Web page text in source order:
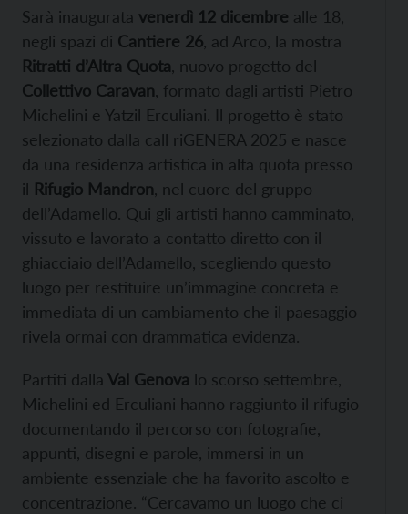
Sarà inaugurata venerdì 12 dicembre alle 18,
negli spazi di Cantiere 26 , ad Arco, la mostra
Ritratti d’Altra Quota , nuovo progetto del
Collettivo Caravan , formato dagli artisti Pietro
Michelini e Yatzil Erculiani. Il progetto è stato
selezionato dalla call riGENERA 2025 e nasce
da una residenza artistica in alta quota presso
il Rifugio Mandron , nel cuore del gruppo
dell’Adamello. Qui gli artisti hanno camminato,
vissuto e lavorato a contatto diretto con il
ghiacciaio dell’Adamello, scegliendo questo
luogo per restituire un’immagine concreta e
immediata di un cambiamento che il paesaggio
rivela ormai con drammatica evidenza.
Partiti dalla Val Genova lo scorso settembre,
Michelini ed Erculiani hanno raggiunto il rifugio
documentando il percorso con fotografie,
appunti, disegni e parole, immersi in un
ambiente essenziale che ha favorito ascolto e
concentrazione. “Cercavamo un luogo che ci